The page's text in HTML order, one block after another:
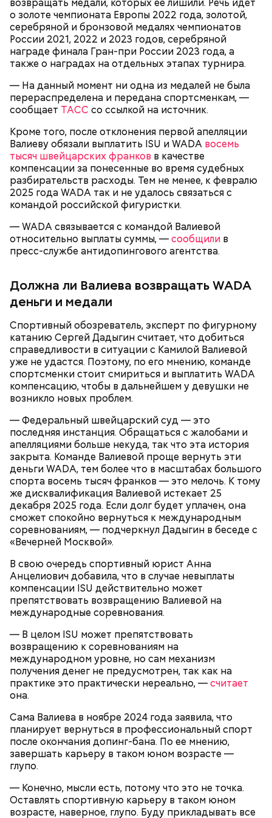
возвращать медали, которых ее лишили. Речь идет
о золоте чемпионата Европы 2022 года, золотой,
серебряной и бронзовой медалях чемпионатов
России 2021, 2022 и 2023 годов, серебряной
награде финала Гран-при России 2023 года, а
также о наградах на отдельных этапах турнира.
— На данный момент ни одна из медалей не была
перераспределена и передана спортсменкам, —
сообщает ТАСС со ссылкой на источник.
Кроме того, после отклонения первой апелляции
Валиеву обязали выплатить ISU и WADA восемь
тысяч швейцарских франков в качестве
компенсации за понесенные во время судебных
разбирательств расходы. Тем не менее, к февралю
2025 года WADA так и не удалось связаться с
командой российской фигуристки.
— WADA связывается с командой Валиевой
относительно выплаты суммы, —сообщили в
пресс-службе антидопингового агентства.
Должна ли Валиева возвращать WADA
деньги и медали
Спортивный обозреватель, эксперт по фигурному
катанию Сергей Дадыгин считает, что добиться
справедливости в ситуации с Камилой Валиевой
уже не удастся. Поэтому, по его мнению, команде
спортсменки стоит смириться и выплатить WADA
компенсацию, чтобы в дальнейшем у девушки не
возникло новых проблем.
— Федеральный швейцарский суд — это
последняя инстанция. Обращаться с жалобами и
апелляциями больше некуда, так что эта история
закрыта. Команде Валиевой проще вернуть эти
деньги WADA, тем более что в масштабах большого
спорта восемь тысяч франков — это мелочь. К тому
же дисквалификация Валиевой истекает 25
декабря 2025 года. Если долг будет уплачен, она
сможет спокойно вернуться к международным
соревнованиям, — подчеркнул Дадыгин в беседе с
«Вечерней Москвой».
В свою очередь спортивный юрист Анна
Анцелиович добавила, что в случае невыплаты
компенсации ISU действительно может
препятствовать возвращению Валиевой на
международные соревнования.
— В целом ISU может препятствовать
возвращению к соревнованиям на
международном уровне, но сам механизм
получения денег не предусмотрен, так как на
практике это практически нереально, —считает
она.
Сама Валиева в ноябре 2024 года заявила, что
планирует вернуться в профессиональный спорт
после окончания допинг-бана. По ее мнению,
завершать карьеру в таком юном возрасте —
глупо.
— Конечно, мысли есть, потому что это не точка.
Оставлять спортивную карьеру в таком юном
возрасте, наверное, глупо. Буду прикладывать все
Кто еще был жертвой Миссюры
Первой жертвой Миссюры была его девушка.
Именно на ней молодой человек впервые испытал
химикаты, купленные в интернет-магазине. 13
января 2024 года он подсыпал дихлорэтан в
коктейль возлюбленной, отчего у нее случился
инсульт. Девушка неделюпровела в коме , а после
выписки из больницы узнала, что Миссюра
Следующим подопытным стал друг детства
Миссюры Константин. 3 февраля того же года,
когда молодые люди ехали вместе в машине,
этиленгликолем. Через два дня Константин умер в
больнице.
— Мы съездили за витаминами, вернулись обратно,
поднялись домой. У него ухудшилось самочувствие
через сутки... Его увезли в больницу,
реанимировали, и там он скончался, — рассказывал
Миссюра на допросе.
Play
Video
Видео: пресс-служба ГСУ СК по Московской области